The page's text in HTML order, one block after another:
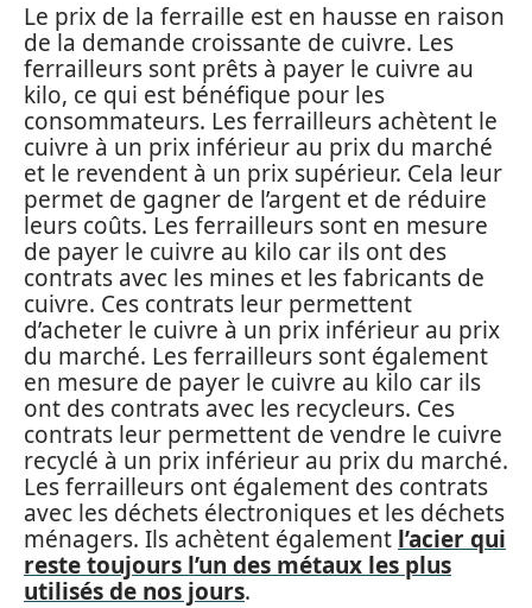
Le prix de la ferraille est en hausse en raison
de la demande croissante de cuivre. Les
ferrailleurs sont prêts à payer le cuivre au
kilo, ce qui est bénéfique pour les
consommateurs. Les ferrailleurs achètent le
cuivre à un prix inférieur au prix du marché
et le revendent à un prix supérieur. Cela leur
permet de gagner de l’argent et de réduire
leurs coûts. Les ferrailleurs sont en mesure
de payer le cuivre au kilo car ils ont des
contrats avec les mines et les fabricants de
cuivre. Ces contrats leur permettent
d’acheter le cuivre à un prix inférieur au prix
du marché. Les ferrailleurs sont également
en mesure de payer le cuivre au kilo car ils
ont des contrats avec les recycleurs. Ces
contrats leur permettent de vendre le cuivre
recyclé à un prix inférieur au prix du marché.
Les ferrailleurs ont également des contrats
avec les déchets électroniques et les déchets
ménagers. Ils achètent également l’acier qui
reste toujours l’un des métaux les plus
utilisés de nos jours.